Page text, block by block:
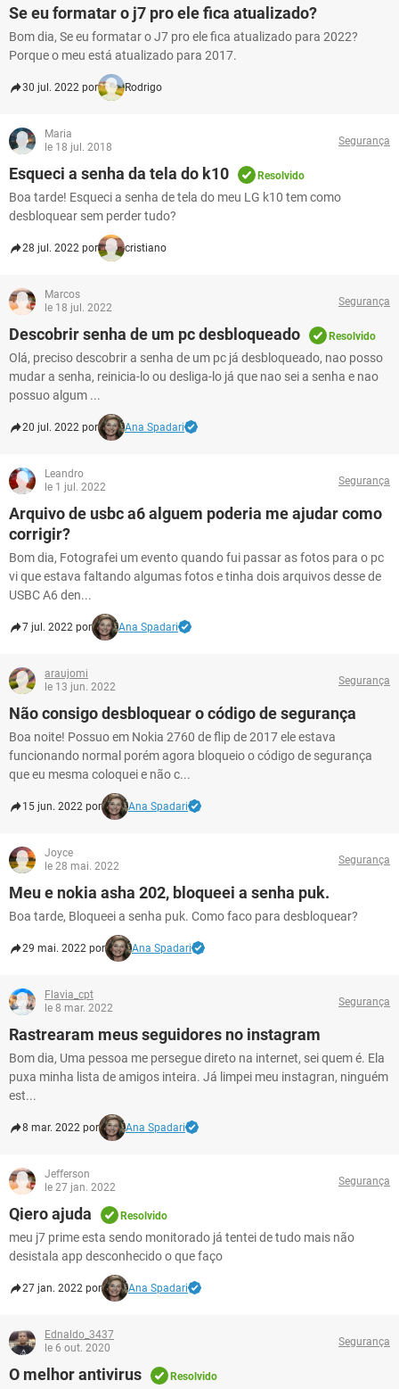
Se eu formatar o j7 pro ele fica atualizado?
Bom dia, Se eu formatar o J7 pro ele fica atualizado para 2022?
Porque o meu está atualizado para 2017.
30 jul. 2022 por Rodrigo
Maria
le 18 jul. 2018
Segurança
Esqueci a senha da tela do k10 Resolvido
Boa tarde! Esqueci a senha de tela do meu LG k10 tem como
desbloquear sem perder tudo?
28 jul. 2022 por cristiano
Marcos
le 18 jul. 2022
Segurança
Descobrir senha de um pc desbloqueado Resolvido
Olá, preciso descobrir a senha de um pc já desbloqueado, nao posso
mudar a senha, reinicia-lo ou desliga-lo já que nao sei a senha e nao
possuo algum ...
20 jul. 2022 por Ana Spadari
Leandro
le 1 jul. 2022
Segurança
Arquivo de usbc a6 alguem poderia me ajudar como
corrigir?
Bom dia, Fotografei um evento quando fui passar as fotos para o pc
vi que estava faltando algumas fotos e tinha dois arquivos desse de
USBC A6 den...
7 jul. 2022 por Ana Spadari
araujomi
le 13 jun. 2022
Segurança
Não consigo desbloquear o código de segurança
Boa noite! Possuo em Nokia 2760 de flip de 2017 ele estava
funcionando normal porém agora bloqueio o código de segurança
que eu mesma coloquei e não c...
15 jun. 2022 por Ana Spadari
Joyce
le 28 mai. 2022
Segurança
Meu e nokia asha 202, bloqueei a senha puk.
Boa tarde, Bloqueei a senha puk. Como faco para desbloquear?
29 mai. 2022 por Ana Spadari
Flavia_cpt
le 8 mar. 2022
Segurança
Rastrearam meus seguidores no instagram
Bom dia, Uma pessoa me persegue direto na internet, sei quem é. Ela
puxa minha lista de amigos inteira. Já limpei meu instagran, ninguém
est...
8 mar. 2022 por Ana Spadari
Jefferson
le 27 jan. 2022
Segurança
Qiero ajuda Resolvido
meu j7 prime esta sendo monitorado já tentei de tudo mais não
desistala app desconhecido o que faço
27 jan. 2022 por Ana Spadari
Ednaldo_3437
le 6 out. 2020
Segurança
O melhor antivirus Resolvido